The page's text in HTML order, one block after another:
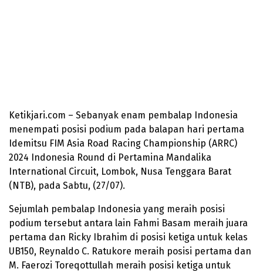
Ketikjari.com – Sebanyak enam pembalap Indonesia
menempati posisi podium pada balapan hari pertama
Idemitsu FIM Asia Road Racing Championship (ARRC)
2024 Indonesia Round di Pertamina Mandalika
International Circuit, Lombok, Nusa Tenggara Barat
(NTB), pada Sabtu, (27/07).
Sejumlah pembalap Indonesia yang meraih posisi
podium tersebut antara lain Fahmi Basam meraih juara
pertama dan Ricky Ibrahim di posisi ketiga untuk kelas
UB150, Reynaldo C. Ratukore meraih posisi pertama dan
M. Faerozi Toreqottullah meraih posisi ketiga untuk